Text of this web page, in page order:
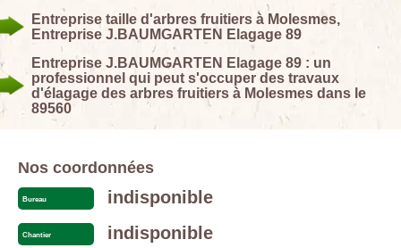
Entreprise taille d'arbres fruitiers à Molesmes,
Entreprise J.BAUMGARTEN Elagage 89
Entreprise J.BAUMGARTEN Elagage 89 : un
professionnel qui peut s'occuper des travaux
d'élagage des arbres fruitiers à Molesmes dans le
89560
Nos coordonnées
Bureau indisponible
Chantier indisponible